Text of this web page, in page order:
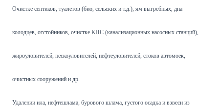
Очистке септиков, туалетов (био, сельских и т.д.), ям выгребных, дна
колодцев, отстойников, очистке КНС (канализационных насосных станций),
жироуловителей, пескоуловителей, нефтеуловителей, стоков автомоек,
очистных сооружений и др.
Удалении ила, нефтешлама, бурового шлама, густого осадка и взвеси из